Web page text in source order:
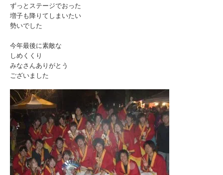
ずっとステージでおった
増子も降りてしまいたい
勢いでした
今年最後に素敵な
しめくくり
みなさんありがとう
ございました